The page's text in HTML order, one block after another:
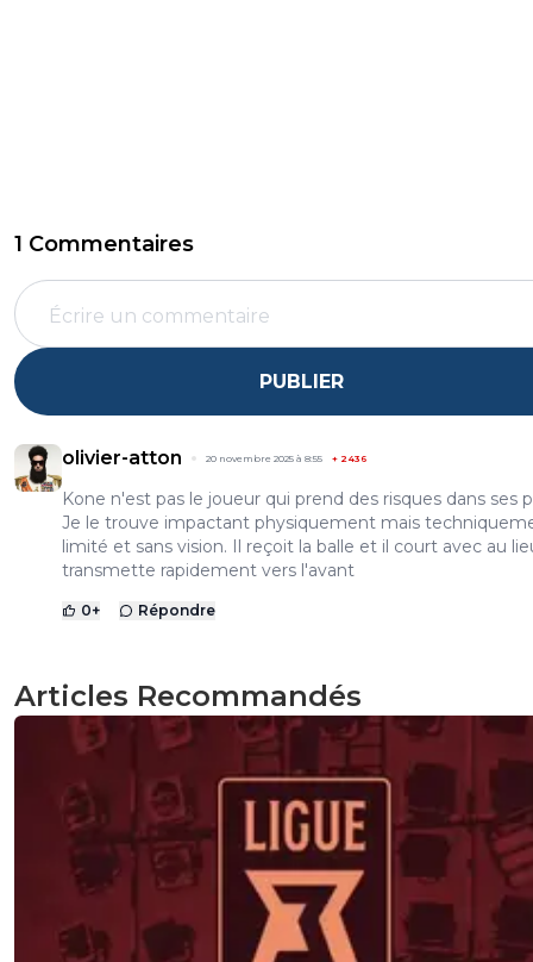
1 Commentaires
PUBLIER
olivier-atton 20 novembre 2025 à 8:55 + 2436
Kone n'est pas le joueur qui prend des risques dans ses
Je le trouve impactant physiquement mais
limité et sans vision. Il reçoit la balle et il court avec au
transmette rapidement vers l'avant
0+ Répondre
Articles Recommandés